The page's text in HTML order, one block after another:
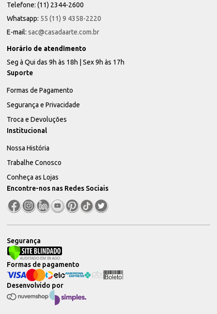
Telefone: (11) 2344-2600
Whatsapp: 55 (11) 9 4358-2220
E-mail: sac@casadaarte.com.br
Horário de atendimento
Seg à Qui das 9h às 18h | Sex 9h às 17h
Suporte
Formas de Pagamento
Segurança e Privacidade
Troca e Devoluções
Institucional
Nossa História
Trabalhe Conosco
Conheça as Lojas
Encontre-nos nas Redes Sociais
Segurança
Desenvolvido por
Formas de pagamento